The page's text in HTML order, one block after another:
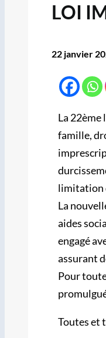
LOI
22 janvier
La
famille,
limitation
La
aides
engagé
assurant
Pour
Toutes et